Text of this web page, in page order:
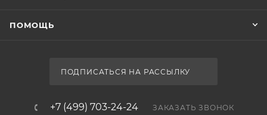
ПОМОЩЬ
ПОДПИСАТЬСЯ НА РАССЫЛКУ
+7 (499) 703-24-24 ЗАКАЗАТЬ ЗВОНОК